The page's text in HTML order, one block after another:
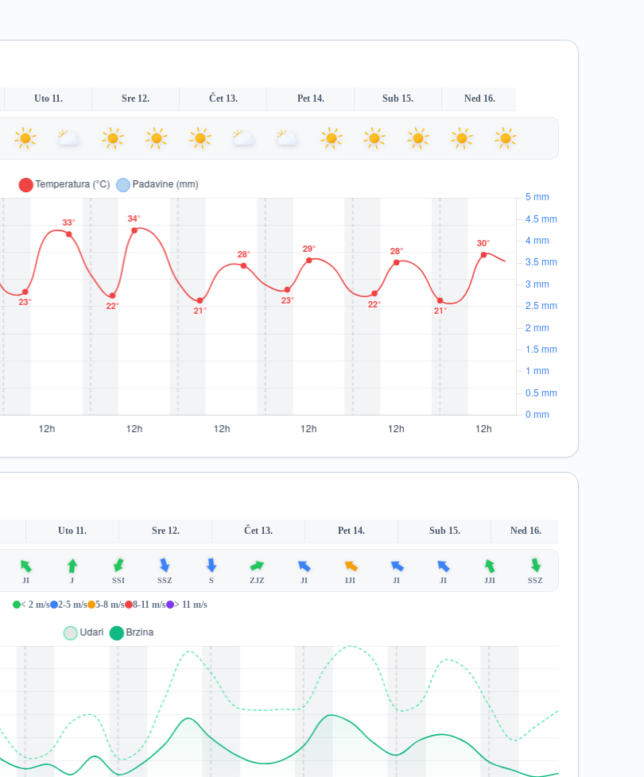
Uto 11. Sre 12. Čet 13. Pet 14. Sub 15. Ned 16.
Uto 11. Sre 12. Čet 13. Pet 14. Sub 15. Ned 16.
JI J SSI SSZ S ZJZ JI IJI JI JI JJI SSZ
< 2 m/s 2-5 m/s 5-8 m/s 8-11 m/s > 11 m/s